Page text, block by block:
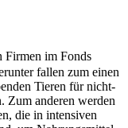
Firmen im Fonds
fallen zum einen
Tieren für nicht-
Zum anderen werden
die in intensiven